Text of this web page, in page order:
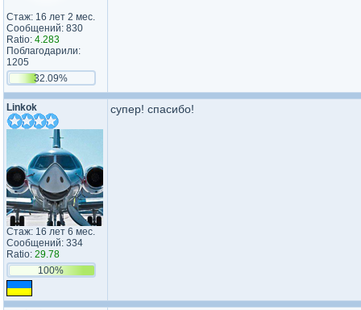
Стаж: 16 лет 2 мес.
Сообщений: 830
Ratio: 4.283
Поблагодарили:
1205
32.09%
Linkok
Стаж: 16 лет 6 мес.
Сообщений: 334
Ratio: 29.78
100%
супер! спасибо!